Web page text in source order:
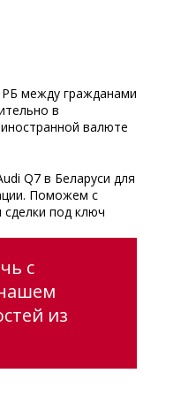
между гражданами
в
валюте
Q7 в Беларуси для
Поможем с
под ключ
с
из